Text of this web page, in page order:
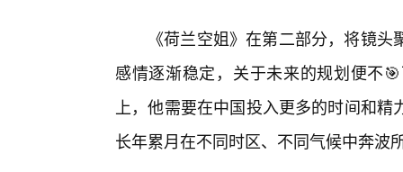
《荷兰空姐》在第二部分，将镜
感情逐渐稳定，关于未来的规划便不
上，他需要在中国投入更多的时间和
长年累月在不同时区、不同气候中奔波